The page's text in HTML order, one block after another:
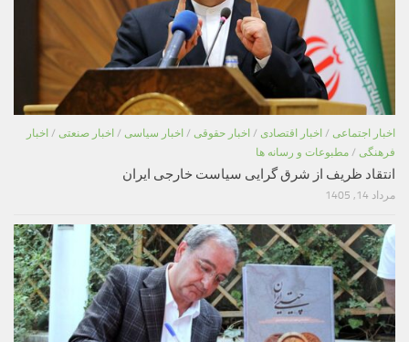
اخبار اجتماعی / اخبار اقتصادی / اخبار حقوقی / اخبار سیاسی / اخبار صنعتی / اخبار
فرهنگی / مطبوعات و رسانه ها
انتقاد ظریف از شرق گرایی سیاست خارجی ایران
مرداد 14, 1405